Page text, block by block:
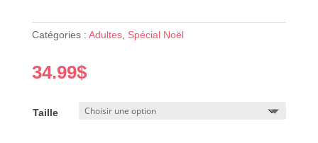
Catégories : Adultes, Spécial Noël
34.99$
Taille